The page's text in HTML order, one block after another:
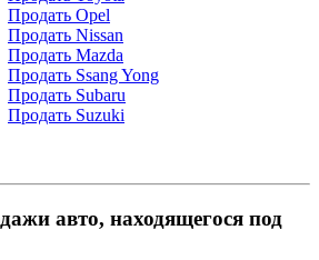
Продать Opel
Продать Nissan
Продать Mazda
Продать Ssang Yong
Продать Subaru
Продать Suzuki
авто, находящегося под